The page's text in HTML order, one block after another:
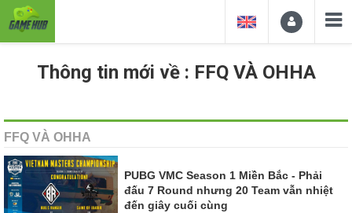
Thông tin mới về : FFQ VÀ OHHA
FFQ VÀ OHHA
PUBG VMC Season 1 Miền Bắc - Phải
đấu 7 Round nhưng 20 Team vẫn nhiệt
đến giây cuối cùng